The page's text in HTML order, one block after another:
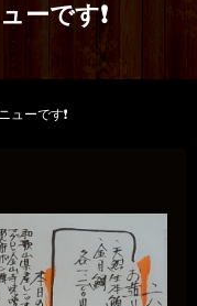
ーです❗
ューです❗